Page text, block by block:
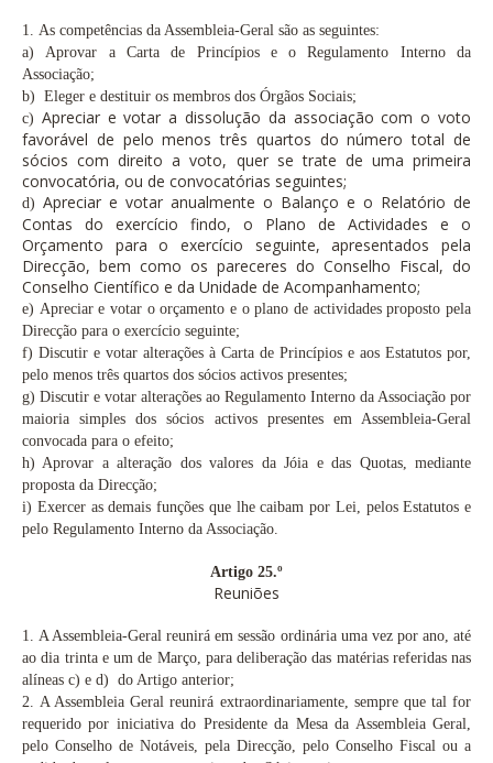
1.
As competências da Assembleia-Geral são as seguintes:
a)
Aprovar a Carta de Princípios e o Regulamento Interno da
Associação;
b) Eleger e destituir os membros dos Órgãos Sociais;
c) Apreciar e votar a dissolução da associação com o voto
favorável de pelo menos três quartos do número total de
sócios com direito a voto, quer se trate de uma primeira
convocatória, ou de convocatórias seguintes;
d) Apreciar e votar anualmente o Balanço e o Relatório de
Contas do exercício findo, o Plano de Actividades e o
Orçamento para o exercício seguinte, apresentados pela
Direcção, bem como os pareceres do Conselho Fiscal, do
Conselho Científico e da Unidade de Acompanhamento;
e) Apreciar e votar o orçamento e o plano de actividades proposto pela
Direcção para o exercício seguinte;
f) Discutir e votar alterações à Carta de Princípios e aos Estatutos por,
pelo menos três quartos dos sócios activos presentes;
g) Discutir e votar alterações ao Regulamento Interno da Associação por
maioria simples dos sócios activos presentes em Assembleia-Geral
convocada para o efeito;
h) Aprovar a alteração dos valores da Jóia e das Quotas, mediante
proposta da Direcção;
i) Exercer as demais funções que lhe caibam por Lei, pelos Estatutos e
pelo Regulamento Interno da Associação.
Artigo 25.º
Reuniões
1.
A Assembleia-Geral reunirá em sessão ordinária uma vez por ano, até
ao dia trinta e um de Março, para deliberação das matérias referidas nas
alíneas c) e d) do Artigo anterior;
2.
A Assembleia Geral reunirá extraordinariamente, sempre que tal for
requerido por iniciativa do Presidente da Mesa da Assembleia Geral,
pelo Conselho de Notáveis, pela Direcção, pelo Conselho Fiscal ou a